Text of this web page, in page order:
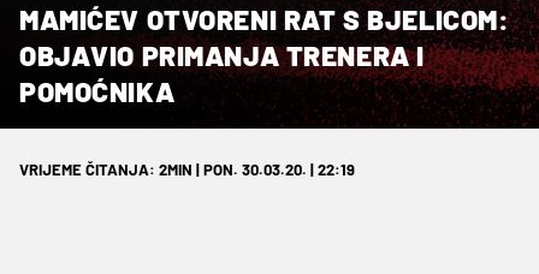
MAMIĆEV OTVORENI RAT S BJELICOM:
OBJAVIO PRIMANJA TRENERA I
POMOĆNIKA
VRIJEME ČITANJA: 2MIN | PON. 30.03.20. | 22:19